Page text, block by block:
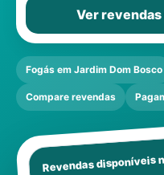
Ver
Fogás em Jardim Dom Bosco
Compare revendas
Revendas disponíveis